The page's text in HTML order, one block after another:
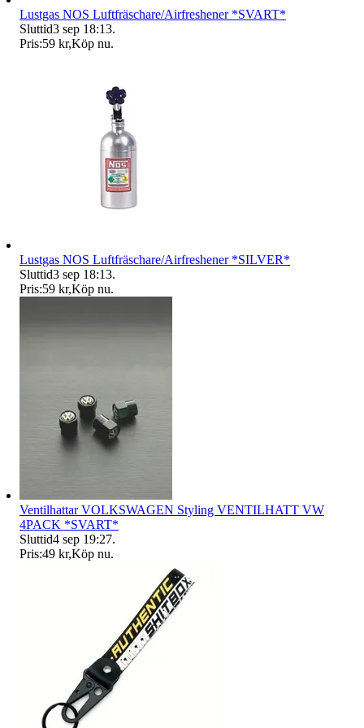
Lustgas NOS Luftfräschare/Airfreshener *SVART*
Sluttid3 sep 18:13.
Pris:59 kr,Köp nu.
Lustgas NOS Luftfräschare/Airfreshener *SILVER*
Sluttid3 sep 18:13.
Pris:59 kr,Köp nu.
Ventilhattar VOLKSWAGEN Styling VENTILHATT VW
4PACK *SVART*
Sluttid4 sep 19:27.
Pris:49 kr,Köp nu.